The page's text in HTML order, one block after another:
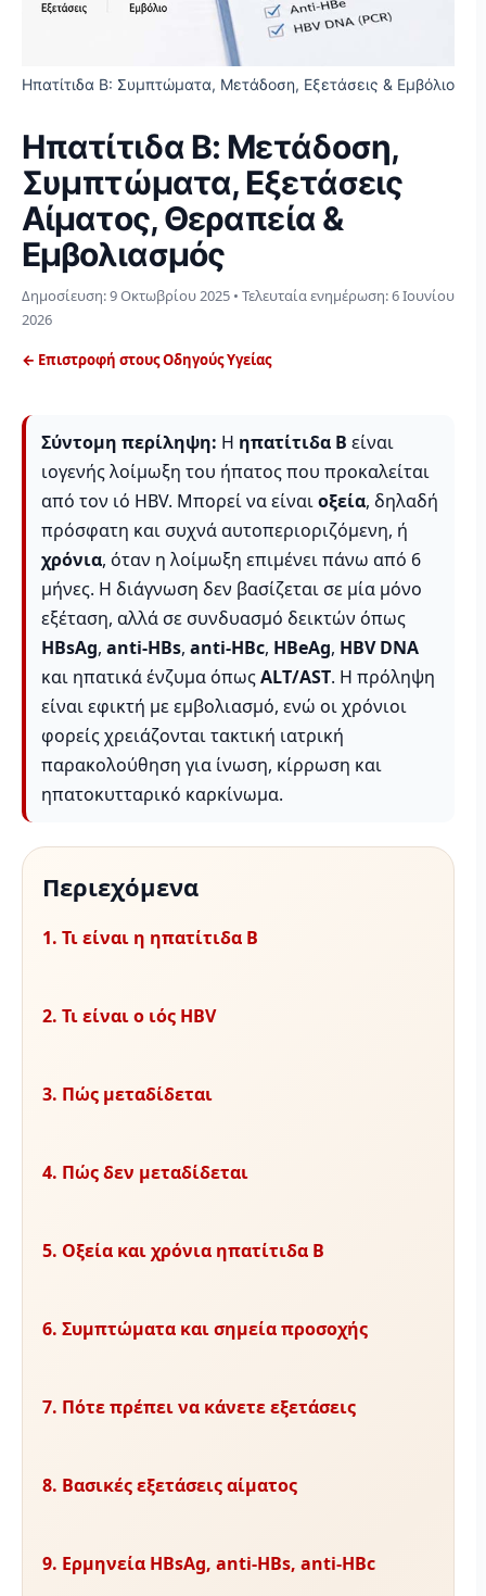
Ηπατίτιδα Β: Συμπτώματα, Μετάδοση, Εξετάσεις & Εμβόλιο
Ηπατίτιδα Β: Μετάδοση,
Συμπτώματα, Εξετάσεις
Αίματος, Θεραπεία &
Εμβολιασμός
Δημοσίευση:9 Οκτωβρίου 2025 • Τελευταία ενημέρωση:6 Ιουνίου
2026
← Επιστροφή στους Οδηγούς Υγείας
Σύντομη περίληψη: Η ηπατίτιδα Β είναι
ιογενής λοίμωξη του ήπατος που προκαλείται
από τον ιό HBV. Μπορεί να είναιοξεία, δηλαδή
πρόσφατη και συχνά αυτοπεριοριζόμενη, ή
χρόνια, όταν η λοίμωξη επιμένει πάνω από 6
μήνες. Η διάγνωση δεν βασίζεται σε μία μόνο
εξέταση, αλλά σε συνδυασμό δεικτών όπως
HBsAg, anti-HBs, anti-HBc, HBeAg, HBV DNA
και ηπατικά ένζυμα όπωςALT/AST. Η πρόληψη
είναι εφικτή με εμβολιασμό, ενώ οι χρόνιοι
φορείς χρειάζονται τακτική ιατρική
παρακολούθηση για ίνωση, κίρρωση και
ηπατοκυτταρικό καρκίνωμα.
Περιεχόμενα
1. Τι είναι η ηπατίτιδα Β
2. Τι είναι ο ιός HBV
3. Πώς μεταδίδεται
4. Πώς δεν μεταδίδεται
5. Οξεία και χρόνια ηπατίτιδα Β
6. Συμπτώματα και σημεία προσοχής
7. Πότε πρέπει να κάνετε εξετάσεις
8. Βασικές εξετάσεις αίματος
9. Ερμηνεία HBsAg, anti-HBs, anti-HBc